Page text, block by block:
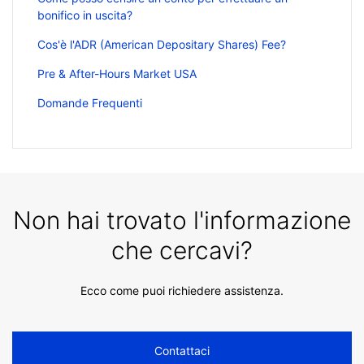
bonifico in uscita?
Cos'è l'ADR (American Depositary Shares) Fee?
Pre & After-Hours Market USA
Domande Frequenti
Non hai trovato l'informazione
che cercavi?
Ecco come puoi richiedere assistenza.
Contattaci